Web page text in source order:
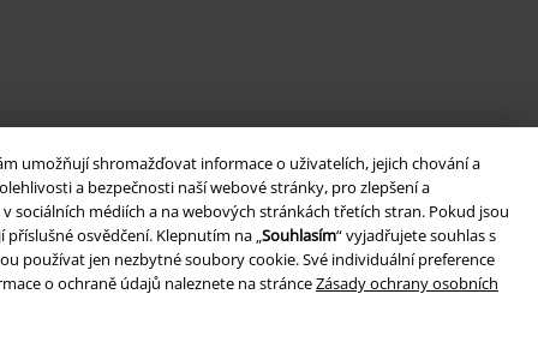
umožňují shromažďovat informace o uživatelích, jejich chování a
a bezpečnosti naší webové stránky, pro zlepšení a
sociálních médiích a na webových stránkách třetích stran. Pokud jsou
osvědčení. Klepnutím na „Souhlasím“ vyjadřujete souhlas s
používat jen nezbytné soubory cookie. Své individuální preference
o ochraně údajů naleznete na stránceZásady ochrany osobních